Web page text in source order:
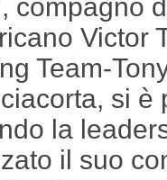
compagno
Victor
Team-
si è
la
il suo